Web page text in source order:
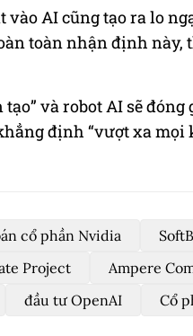
vào AI cũng tạo ra lo
toàn nhận định
và robot AI sẽ đóng
định “vượt xa
cổ phần Nvidia
Project Ampere
đầu tư OpenAI Cổ